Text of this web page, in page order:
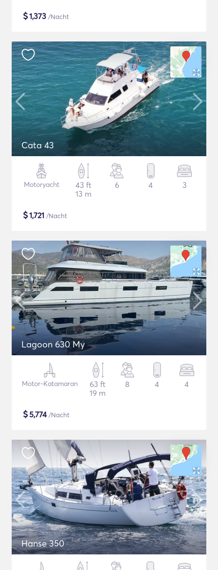
$1,373 /Nacht
Cata 43
Motoryacht
43 ft
13 m
6 4 3
$1,721 /Nacht
Lagoon 630 My
Motor-Katamaran
63 ft
19 m
8 4 4
$5,774/Nacht
Hanse 350